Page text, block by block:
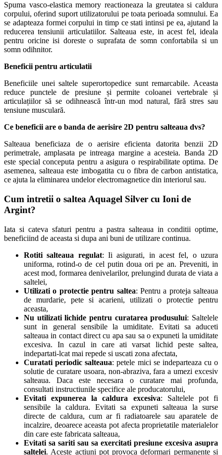
Spuma vasco-elastica memory reactioneaza la greutatea si caldura
corpului, oferind suport utilizatorului pe toata perioada somnului. Ea
se adapteaza formei corpului in timp ce stati intinsi pe ea, ajutand la
reducerea tensiunii articulatiilor. Salteaua este, in acest fel, ideala
pentru oricine isi doreste o suprafata de somn confortabila si un
somn odihnitor.
Beneficii pentru articulatii
Beneficiile unei saltele superortopedice sunt remarcabile. Aceasta
reduce punctele de presiune și permite coloanei vertebrale și
articulațiilor să se odihnească într-un mod natural, fără stres sau
tensiune musculară.
Ce beneficii are o banda de aerisire 2D pentru salteaua dvs?
Salteaua beneficiaza de o aerisire eficienta datorita benzii 2D
perimetrale, amplasata pe intreaga margine a acesteia. Banda 2D
este special conceputa pentru a asigura o respirabilitate optima. De
asemenea, salteaua este imbogatita cu o fibra de carbon antistatica,
ce ajuta la eliminarea undelor electromagnetice din interiorul sau.
Cum intretii o saltea Aquagel Silver cu Ioni de
Argint?
Iata si cateva sfaturi pentru a pastra salteaua in conditii optime,
beneficiind de aceasta si dupa ani buni de utilizare continua.
Rotiti salteaua regulat: Ii asigurati, in acest fel, o uzura
uniforma, rotind-o de cel putin doua ori pe an. Preveniti, in
acest mod, formarea denivelarilor, prelungind durata de viata a
saltelei,
Utilizati o protectie pentru saltea: Pentru a proteja salteaua
de murdarie, pete si acarieni, utilizati o protectie pentru
aceasta,
Nu utilizati lichide pentru curatarea produsului: Saltelele
sunt in general sensibile la umiditate. Evitati sa aduceti
salteaua in contact direct cu apa sau sa o expuneti la umiditate
excesiva. In cazul in care ati varsat lichid peste saltea,
indepartati-lcat mai repede si uscati zona afectata,
Curatati periodic salteaua: petele mici se indeparteaza cu o
solutie de curatare usoara, non-abraziva, fara a umezi excesiv
salteaua. Daca este necesara o curatare mai profunda,
consultati instructiunile specifice ale producatorului,
Evitati expunerea la caldura excesiva: Saltelele pot fi
sensibile la caldura. Evitati sa expuneti salteaua la surse
directe de caldura, cum ar fi radiatoarele sau aparatele de
incalzire, deoarece aceasta pot afecta proprietatile materialelor
din care este fabricata salteaua,
Evitati sa sariti sau sa exercitati presiune excesiva asupra
saltelei. Aceste actiuni pot provoca deformari permanente si